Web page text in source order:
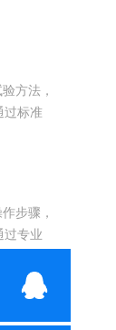
方法，
过标准
步骤，
过专业